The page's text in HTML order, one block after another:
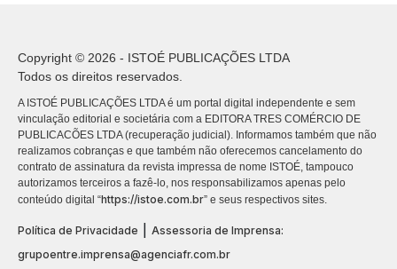
Copyright © 2026 - ISTOÉ PUBLICAÇÕES LTDA
Todos os direitos reservados.
A ISTOÉ PUBLICAÇÕES LTDA é um portal digital independente e sem
vinculação editorial e societária com a EDITORA TRES COMÉRCIO DE
PUBLICACÕES LTDA (recuperação judicial). Informamos também que não
realizamos cobranças e que também não oferecemos cancelamento do
contrato de assinatura da revista impressa de nome ISTOÉ, tampouco
autorizamos terceiros a fazê-lo, nos responsabilizamos apenas pelo
conteúdo digital “https://istoe.com.br” e seus respectivos sites.
Política de Privacidade
Assessoria de Imprensa:
grupoentre.imprensa@agenciafr.com.br